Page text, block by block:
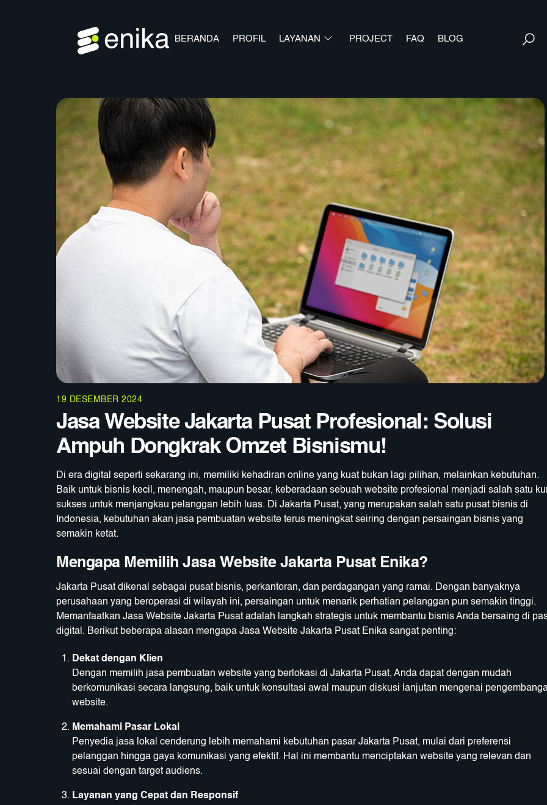
BERANDA PROFIL LAYANAN PROJECT FAQ BLOG
19 DESEMBER 2024
Jasa Website Jakarta Pusat Profesional: Solusi
Ampuh Dongkrak Omzet Bisnismu!
Di era digital seperti sekarang ini, memiliki kehadiran online yang kuat bukan lagi pilihan, melainkan kebutuhan.
Baik untuk bisnis kecil, menengah, maupun besar, keberadaan sebuah website profesional menjadi salah satu
sukses untuk menjangkau pelanggan lebih luas. Di Jakarta Pusat, yang merupakan salah satu pusat bisnis di
Indonesia, kebutuhan akan jasa pembuatan website terus meningkat seiring dengan persaingan bisnis yang
semakin ketat.
Mengapa Memilih Jasa Website Jakarta Pusat Enika?
Jakarta Pusat dikenal sebagai pusat bisnis, perkantoran, dan perdagangan yang ramai. Dengan banyaknya
perusahaan yang beroperasi di wilayah ini, persaingan untuk menarik perhatian pelanggan pun semakin tinggi.
Memanfaatkan Jasa Website Jakarta Pusat adalah langkah strategis untuk membantu bisnis Anda bersaing di
digital. Berikut beberapa alasan mengapa Jasa Website Jakarta Pusat Enika sangat penting:
Dekat dengan Klien
Dengan memilih jasa pembuatan website yang berlokasi di Jakarta Pusat, Anda dapat dengan mudah
berkomunikasi secara langsung, baik untuk konsultasi awal maupun diskusi lanjutan mengenai
website.
Memahami Pasar Lokal
Penyedia jasa lokal cenderung lebih memahami kebutuhan pasar Jakarta Pusat, mulai dari preferensi
pelanggan hingga gaya komunikasi yang efektif. Hal ini membantu menciptakan website yang relevan dan
sesuai dengan target audiens.
Layanan yang Cepat dan Responsif
Top